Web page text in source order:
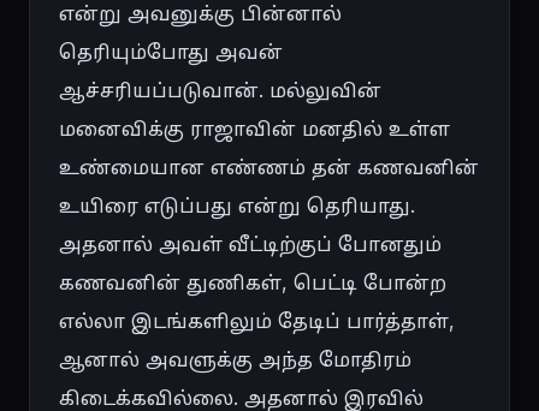
என்று அவனுக்கு பின்னால்
தெரியும்போது அவன்
ஆச்சரியப்படுவான். மல்லுவின்
மனைவிக்கு ராஜாவின் மனதில் உள்ள
உண்மையான எண்ணம் தன் கணவனின்
உயிரை எடுப்பது என்று தெரியாது.
அதனால் அவள் வீட்டிற்குப் போனதும்
கணவனின் துணிகள், பெட்டி போன்ற
எல்லா இடங்களிலும் தேடிப் பார்த்தாள்,
ஆனால் அவளுக்கு அந்த மோதிரம்
கிடைக்கவில்லை. அதனால் இரவில்